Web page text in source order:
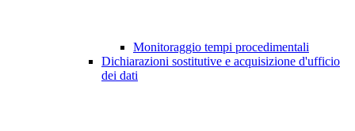
Monitoraggio tempi procedimentali
Dichiarazioni sostitutive e acquisizione d'ufficio
dei dati